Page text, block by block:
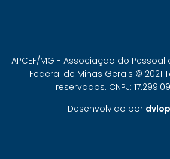
APCEF/MG - Associação do
Federal de Minas Gerais © 2021
reservados. CNPJ:
Desenvolvido por